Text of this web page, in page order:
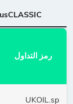
رمز التداول
UKOIL.sp